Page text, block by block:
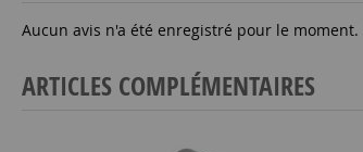
Aucun avis n'a été enregistré pour le moment.
ARTICLES COMPLÉMENTAIRES